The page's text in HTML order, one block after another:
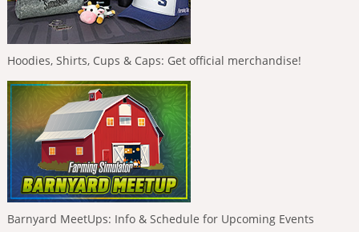
Hoodies, Shirts, Cups & Caps: Get official merchandise!
Barnyard MeetUps: Info & Schedule for Upcoming Events